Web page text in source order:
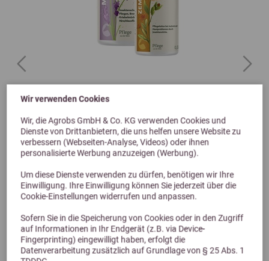
Wir verwenden Cookies
Wir, die Agrobs GmbH & Co. KG verwenden Cookies und
Dienste von Drittanbietern, die uns helfen unsere Website zu
verbessern (Webseiten-Analyse, Videos) oder ihnen
personalisierte Werbung anzuzeigen (Werbung).
Um diese Dienste verwenden zu dürfen, benötigen wir Ihre
Einwilligung. Ihre Einwilligung können Sie jederzeit über die
Cookie-Einstellungen widerrufen und anpassen.
Sofern Sie in die Speicherung von Cookies oder in den Zugriff
auf Informationen in Ihr Endgerät (z.B. via Device-
Fingerprinting) eingewilligt haben, erfolgt die
Datenverarbeitung zusätzlich auf Grundlage von § 25 Abs. 1
Vorbeugen & Pflegen – das ideale Duo für den Sommer
53,80 € 48,40 €
Previous Next